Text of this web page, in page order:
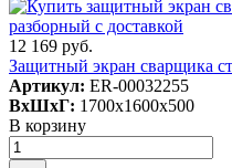
12 169 руб.
Защитный экран сварщика
Артикул: ER-00032255
ВxШxГ: 1700x1600x500
В корзину